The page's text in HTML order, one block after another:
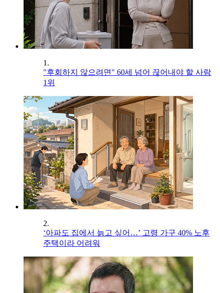
1.
"후회하지 않으려면" 60세 넘어 끊어내야 할 사람
1위
2.
‘아파도 집에서 늙고 싶어…’ 고령 가구 40% 노후
주택이라 어려워